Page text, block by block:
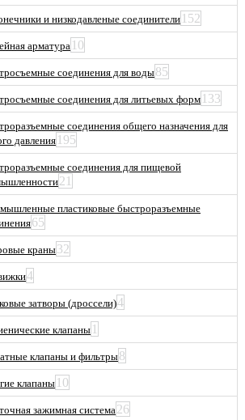
и низкодавленые соединители 152
арматура 10
соединения для воды85
соединения для литьевых форм 133
соединения общего назначения для
давления 195
соединения для пищевой
21
пластиковые быстроразъемные
65
краны32
4
затворы (дроссели)4
клапаны 1
клапаны и фильтры8
клапаны 10
зажимная система26